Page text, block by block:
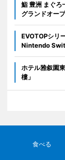
鮨 豊洲 まぐ
グランドオー
EVOTOPシリ
Nintendo
ホテル雅叙園
樓」
食べる